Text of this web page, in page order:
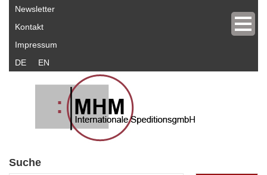
Newsletter
Kontakt
Impressum
DE
EN
Suche